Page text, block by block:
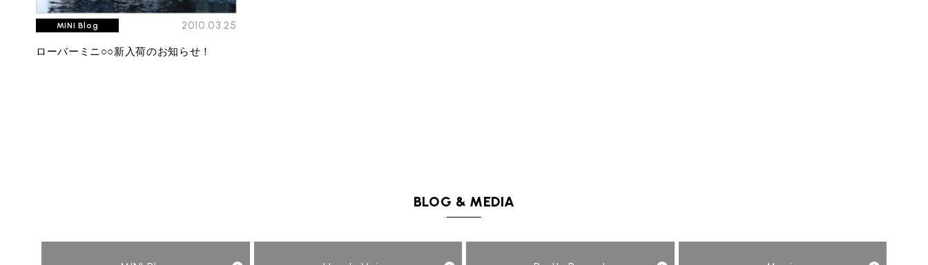
MINI Blog 2010.03.25
ローバーミニ○○新入荷のお知らせ！
BLOG & MEDIA